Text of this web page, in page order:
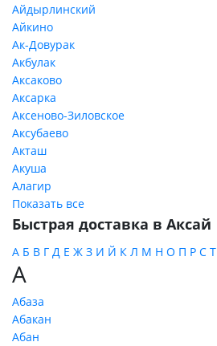
Айдырлинский
Айкино
Ак-Довурак
Акбулак
Аксаково
Аксарка
Аксеново-Зиловское
Аксубаево
Акташ
Акуша
Алагир
Показать все
Быстрая доставка в Аксай
А Б В Г Д Е Ж З И Й К Л М Н О П Р С Т
А
Абаза
Абакан
Абан